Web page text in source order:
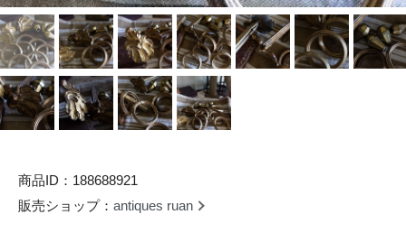
商品ID：188688921
販売ショップ： antiques ruan